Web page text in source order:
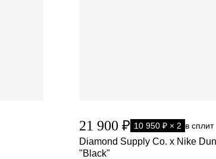
21 900 ₽ 10 950 ₽ × 2 в сплит
Diamond Supply Co. x Nike
"Black"